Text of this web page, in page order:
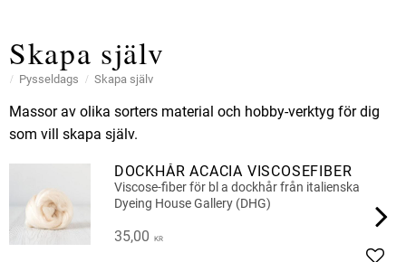
Skapa själv
Pysseldags Skapa själv
Massor av olika sorters material och hobby-verktyg för dig
som vill skapa själv.
DOCKHÅR ACACIA VISCOSEFIBER
Viscose-fiber för bl a dockhår från italienska
Dyeing House Gallery (DHG)
35,00 KR